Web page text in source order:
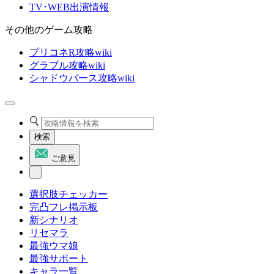
TV･WEB出演情報
その他のゲーム攻略
プリコネR攻略wiki
グラブル攻略wiki
シャドウバース攻略wiki
検索
ご意見
選択肢チェッカー
完凸フレ掲示板
新シナリオ
リセマラ
最強ウマ娘
最強サポート
キャラ一覧